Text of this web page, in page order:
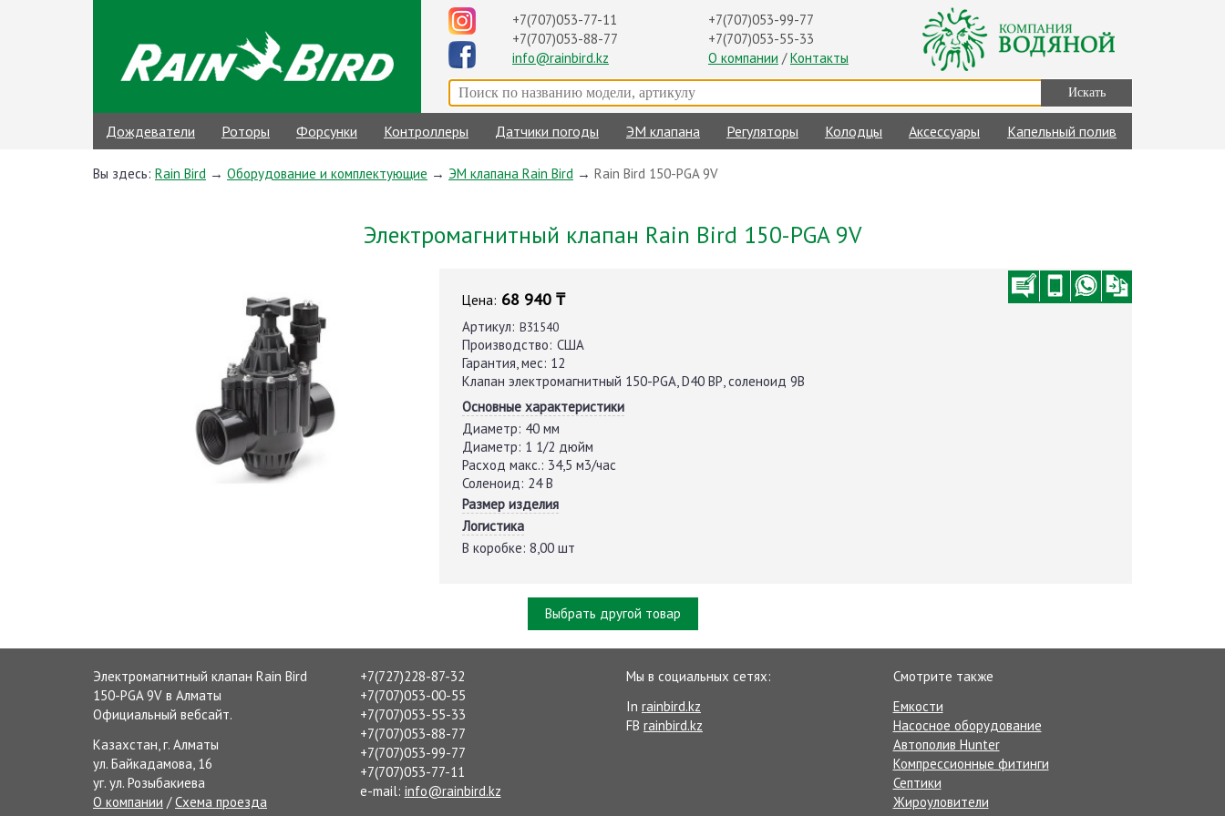
+7(707)053-77-11
+7(707)053-88-77
info@rainbird.kz
+7(707)053-99-77
+7(707)053-55-33
О компании /Контакты
Дождеватели Роторы Форсунки Контроллеры Датчики погоды ЭМ клапана Регуляторы Колодцы Аксессуары Капельный полив
Вы здесь: Rain Bird → Оборудование и комплектующие → ЭМ клапана Rain Bird → Rain Bird 150-PGA 9V
Электромагнитный клапан Rain Bird 150-PGA 9V
Цена: 68 940 ₸
Артикул: B31540
Производство: США
Гарантия, мес: 12
Клапан электромагнитный 150-PGA, D40 ВР, соленоид 9В
Основные характеристики
Диаметр: 40 мм
Диаметр: 1 1/2 дюйм
Расход макс.: 34,5 м3/час
Соленоид: 24 В
Размер изделия
Логистика
В коробке: 8,00 шт
Выбрать другой товар
Электромагнитный клапан Rain Bird
150-PGA 9V в Алматы
Официальный вебсайт.
Казахстан, г. Алматы
ул. Байкадамова, 16
уг. ул. Розыбакиева
О компании /Схема проезда
+7(727)228-87-32
+7(707)053-00-55
+7(707)053-55-33
+7(707)053-88-77
+7(707)053-99-77
+7(707)053-77-11
e-mail: info@rainbird.kz
Мы в социальных сетях:
In rainbird.kz
FB rainbird.kz
Смотрите также
Емкости
Насосное оборудование
Автополив Hunter
Компрессионные фитинги
Септики
Жироуловители